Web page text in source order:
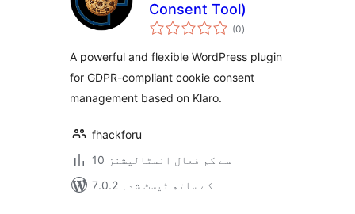
Consent Tool)
(0مجموعی
درجہ
)
A powerful and flexible WordPress plugin
for GDPR-compliant cookie consent
management based on Klaro.
fhackforu
10 سے کم فعال انسٹالیشنز
7.0.2 کے ساتھ ٹیسٹ شدہ